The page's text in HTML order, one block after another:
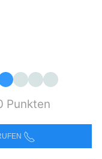
Punkten